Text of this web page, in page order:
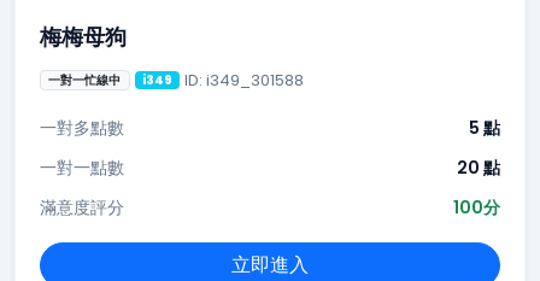
梅梅母狗
一對一忙線中 i349 ID: i349_301588
一對多點數
5 點
一對一點數
20 點
滿意度評分
100分
立即進入